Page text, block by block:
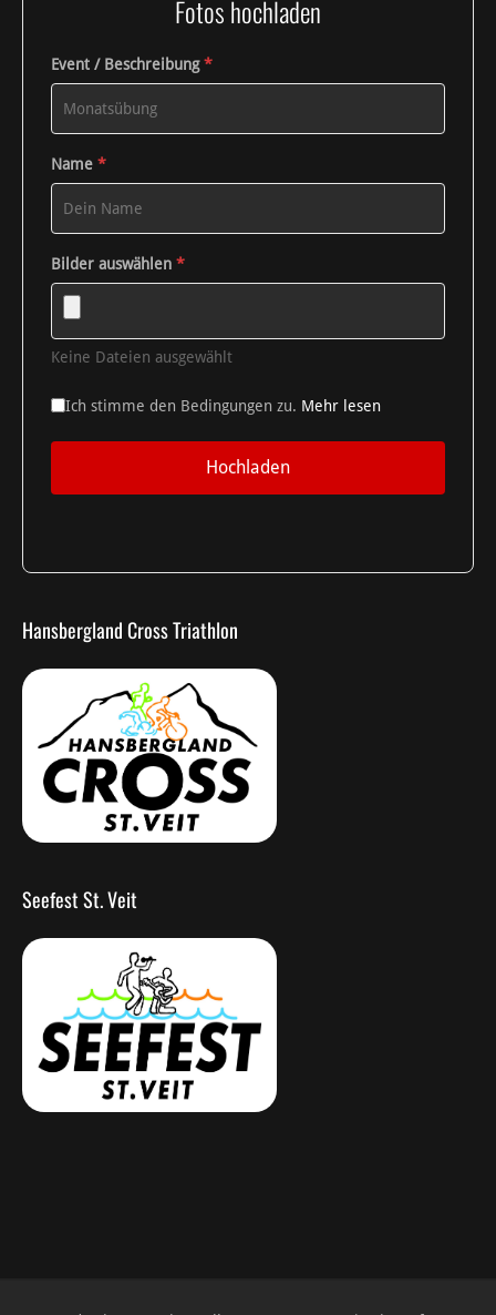
Fotos hochladen
Event / Beschreibung*
Name *
Bilder auswählen *
Keine Dateien ausgewählt
Ich stimme den Bedingungen zu. Mehr lesen
Hochladen
Hansbergland Cross Triathlon
Seefest St. Veit